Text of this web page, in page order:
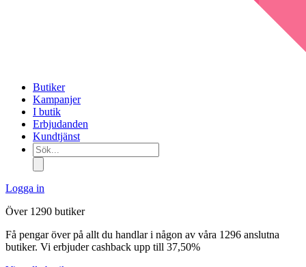
Butiker
Kampanjer
I butik
Erbjudanden
Kundtjänst
Sök...
Logga in
Över 1290 butiker
Få pengar över på allt du handlar i någon av våra 1296 anslutna
butiker. Vi erbjuder cashback upp till 37,50%